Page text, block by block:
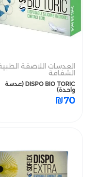
العدسات اللاصقة
الشفافة
DISPO BIO TORIC (عدسة
واحدة)
₪70
العدسات اللاصقة الطبية
الشفافة
DISPO BIO TORIC (عدسة
واحدة)
₪70